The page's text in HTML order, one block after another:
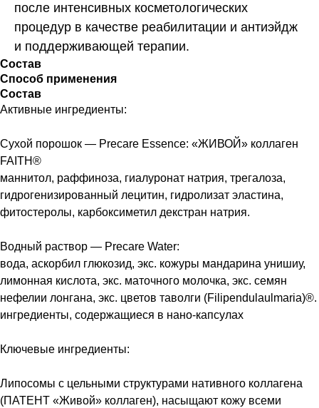
после интенсивных косметологических
процедур в качестве реабилитации и антиэйдж
и поддерживающей терапии.
Состав
Способ применения
Состав
Активные ингредиенты:
Сухой порошок — Precare Essence: «ЖИВОЙ» коллаген
FAITH®
маннитол, раффиноза, гиалуронат натрия, трегалоза,
гидрогенизированный лецитин, гидролизат эластина,
фитостеролы, карбоксиметил декстран натрия.
Водный раствор — Precare Water:
вода, аскорбил глюкозид, экс. кожуры мандарина унишиу,
лимонная кислота, экс. маточного молочка, экс. семян
нефелии лонгана, экс. цветов таволги (Filipendulaulmaria)®.
ингредиенты, содержащиеся в нано-капсулах
Ключевые ингредиенты:
Липосомы с цельными структурами нативного коллагена
(ПАТЕНТ «Живой» коллаген), насыщают кожу всеми